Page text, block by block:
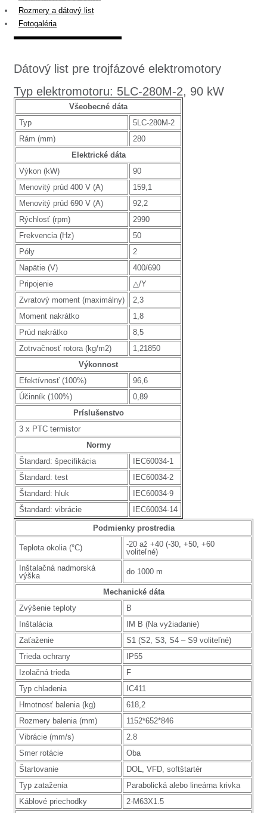
Rozmery a dátový list
Fotogaléria
Dátový list pre trojfázové elektromotory
Typ elektromotoru: 5LC-280M-2, 90 kW
Všeobecné dáta
Typ
5LC-280M-2
Rám (mm)
280
Elektrické dáta
Výkon (kW)
90
Menovitý prúd 400 V (A)
159,1
Menovitý prúd 690 V (A)
92,2
Rýchlosť (rpm)
2990
Frekvencia (Hz)
50
Póly
2
Napätie (V)
400/690
Pripojenie
△/Y
Zvratový moment (maximálny)
2,3
Moment nakrátko
1,8
Prúd nakrátko
8,5
Zotrvačnosť rotora (kg/m2)
1,21850
Výkonnost
Efektívnosť (100%)
96,6
Účinník (100%)
0,89
Príslušenstvo
3 x PTC termistor
Normy
Štandard: špecifikácia
IEC60034-1
Štandard: test
IEC60034-2
Štandard: hluk
IEC60034-9
Štandard: vibrácie
IEC60034-14
Podmienky prostredia
Teplota okolia (°C)
-20 až +40 (-30, +50, +60
voliteľné)
Inštalačná nadmorská
výška
do 1000 m
Mechanické dáta
Zvýšenie teploty
B
Inštalácia
IM B (Na vyžiadanie)
Zaťaženie
S1 (S2, S3, S4 – S9 voliteľné)
Trieda ochrany
IP55
Izolačná trieda
F
Typ chladenia
IC411
Hmotnosť balenia (kg)
618,2
Rozmery balenia (mm)
1152*652*846
Vibrácie (mm/s)
2.8
Smer rotácie
Oba
Štartovanie
DOL, VFD, softštartér
Typ zataženia
Parabolická alebo lineárna krivka
Káblové priechodky
2-M63X1.5